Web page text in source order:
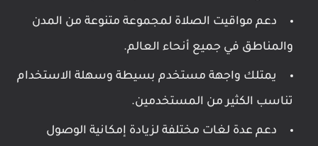
دعم مواقيت الصلاة لمجموعة متنوعة من المدن
والمناطق في جميع أنحاء العالم.
يمتلك واجهة مستخدم بسيطة وسهلة الاستخدام
تناسب الكثير من المستخدمين.
دعم عدة لغات مختلفة لزيادة إمكانية الوصول